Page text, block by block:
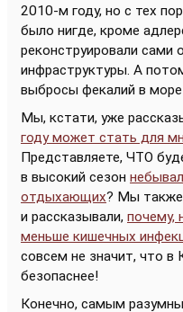
2010-м году, но с тех
было нигде, кроме
реконструировали сами
инфраструктуры. А
выбросы фекалий в море
Мы, кстати, уже
году может стать для
Представляете, ЧТО
в высокий сезон
отдыхающих? Мы также
и рассказывали, почему,
меньше кишечных
совсем не значит, что в
безопаснее!
Конечно, самым